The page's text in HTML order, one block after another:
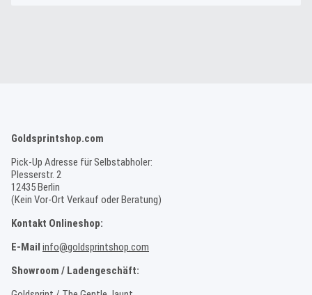
Goldsprintshop.com
Pick-Up Adresse für Selbstabholer:
Plesserstr. 2
12435 Berlin
(Kein Vor-Ort Verkauf oder Beratung)
Kontakt Onlineshop:
E-Mail info@goldsprintshop.com
Showroom / Ladengeschäft: